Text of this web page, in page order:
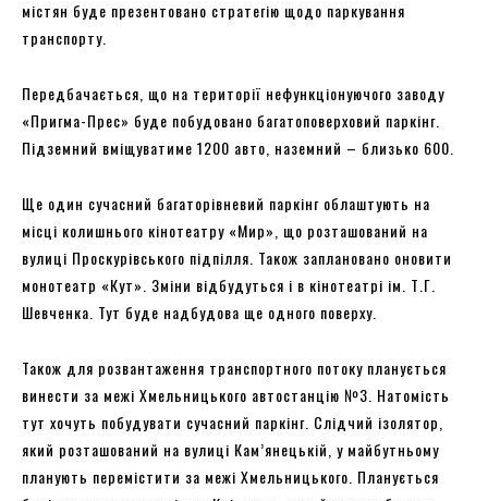
містян буде презентовано стратегію щодо паркування
транспорту.
Передбачається, що на території нефункціонуючого заводу
«Пригма-Прес» буде побудовано багатоповерховий паркінг.
Підземний вміщуватиме 1200 авто, наземний – близько 600.
Ще один сучасний багаторівневий паркінг облаштують на
місці колишнього кінотеатру «Мир», що розташований на
вулиці Проскурівського підпілля. Також заплановано оновити
монотеатр «Кут». Зміни відбудуться і в кінотеатрі ім. Т.Г.
Шевченка. Тут буде надбудова ще одного поверху.
Також для розвантаження транспортного потоку планується
винести за межі Хмельницького автостанцію №3. Натомість
тут хочуть побудувати сучасний паркінг. Слідчий ізолятор,
який розташований на вулиці Кам’янецькій, у майбутньому
планують перемістити за межі Хмельницького. Планується